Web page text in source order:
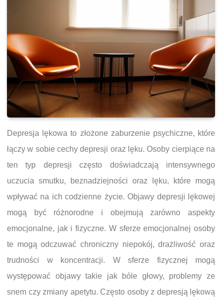
Depresja lękowa to złożone zaburzenie psychiczne, które
łączy w sobie cechy depresji oraz lęku. Osoby cierpiące na
ten typ depresji często doświadczają intensywnego
uczucia smutku, beznadziejności oraz lęku, które mogą
wpływać na ich codzienne życie. Objawy depresji lękowej
mogą być różnorodne i obejmują zarówno aspekty
emocjonalne, jak i fizyczne. W sferze emocjonalnej osoby
te mogą odczuwać chroniczny niepokój, drażliwość oraz
trudności w koncentracji. W sferze fizycznej mogą
występować objawy takie jak bóle głowy, problemy ze
snem czy zmiany apetytu. Często osoby z depresją lękową